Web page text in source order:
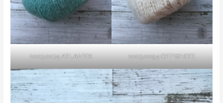
1003.0074 ATLANTIK 1003.0094 OFFWHITE